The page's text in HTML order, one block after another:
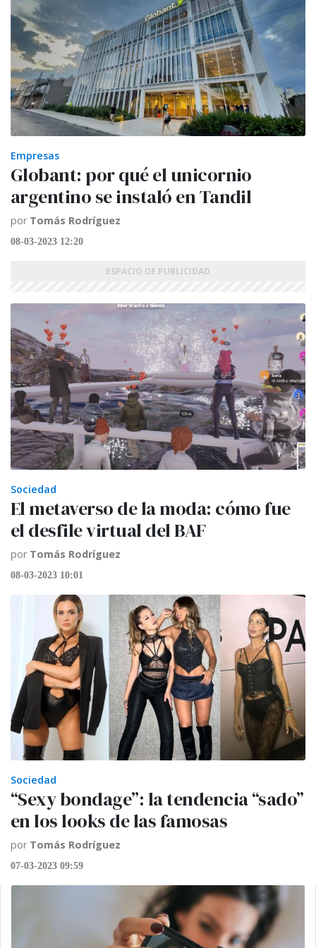
Empresas
Globant: por qué el unicornio
argentino se instaló en Tandil
por Tomás Rodríguez
08-03-2023 12:20
Sociedad
El metaverso de la moda: cómo fue
el desfile virtual del BAF
por Tomás Rodríguez
08-03-2023 10:01
Sociedad
“Sexy bondage”: la tendencia “sado”
en los looks de las famosas
por Tomás Rodríguez
07-03-2023 09:59